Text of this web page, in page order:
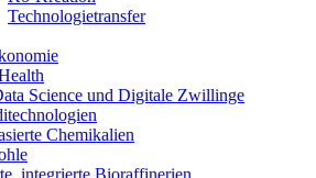
Technologietransfer
Science und Digitale Zwillinge
Chemikalien
integrierte Bioraffinerien